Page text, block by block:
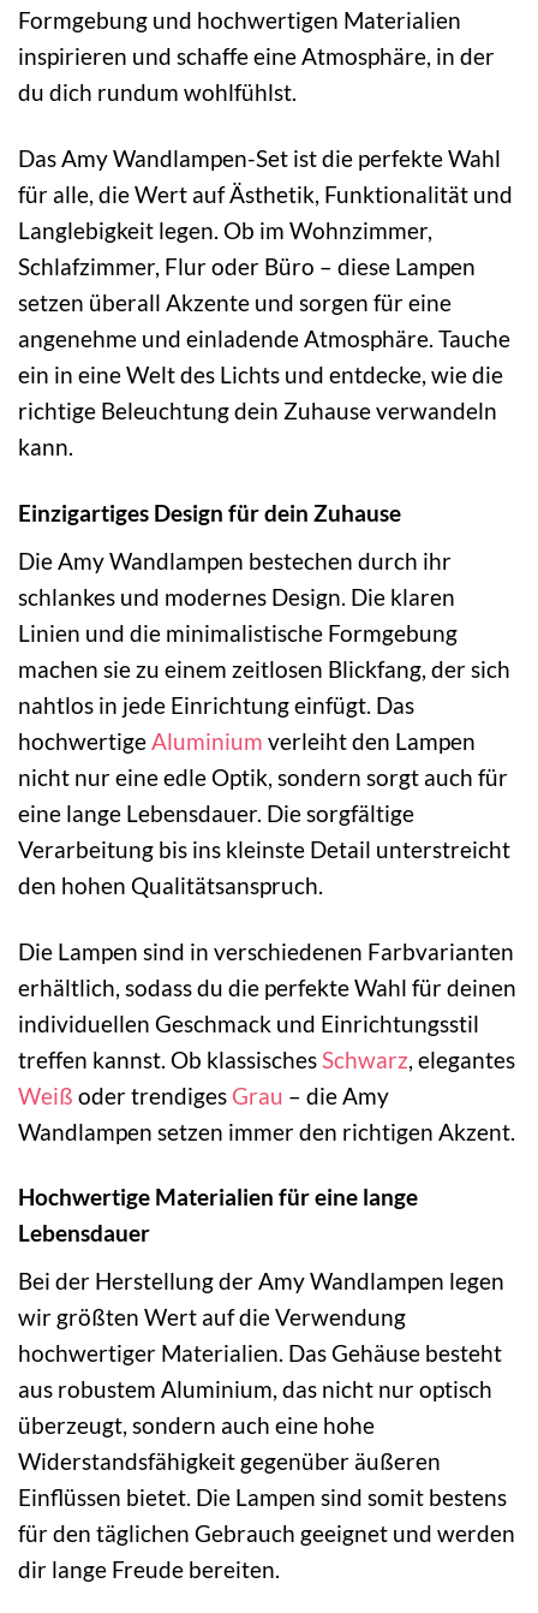
Formgebung und hochwertigen Materialien
inspirieren und schaffe eine Atmosphäre, in der
du dich rundum wohlfühlst.
Das Amy Wandlampen-Set ist die perfekte Wahl
für alle, die Wert auf Ästhetik, Funktionalität und
Langlebigkeit legen. Ob im Wohnzimmer,
Schlafzimmer, Flur oder Büro – diese Lampen
setzen überall Akzente und sorgen für eine
angenehme und einladende Atmosphäre. Tauche
ein in eine Welt des Lichts und entdecke, wie die
richtige Beleuchtung dein Zuhause verwandeln
kann.
Einzigartiges Design für dein Zuhause
Die Amy Wandlampen bestechen durch ihr
schlankes und modernes Design. Die klaren
Linien und die minimalistische Formgebung
machen sie zu einem zeitlosen Blickfang, der sich
nahtlos in jede Einrichtung einfügt. Das
hochwertige Aluminium verleiht den Lampen
nicht nur eine edle Optik, sondern sorgt auch für
eine lange Lebensdauer. Die sorgfältige
Verarbeitung bis ins kleinste Detail unterstreicht
den hohen Qualitätsanspruch.
Die Lampen sind in verschiedenen Farbvarianten
erhältlich, sodass du die perfekte Wahl für deinen
individuellen Geschmack und Einrichtungsstil
treffen kannst. Ob klassisches Schwarz , elegantes
Weiß oder trendiges Grau – die Amy
Wandlampen setzen immer den richtigen Akzent.
Hochwertige Materialien für eine lange
Lebensdauer
Bei der Herstellung der Amy Wandlampen legen
wir größten Wert auf die Verwendung
hochwertiger Materialien. Das Gehäuse besteht
aus robustem Aluminium, das nicht nur optisch
überzeugt, sondern auch eine hohe
Widerstandsfähigkeit gegenüber äußeren
Einflüssen bietet. Die Lampen sind somit bestens
für den täglichen Gebrauch geeignet und werden
dir lange Freude bereiten.